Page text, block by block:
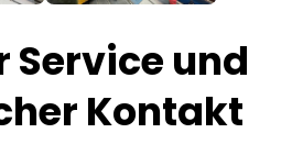
Service und
Kontakt